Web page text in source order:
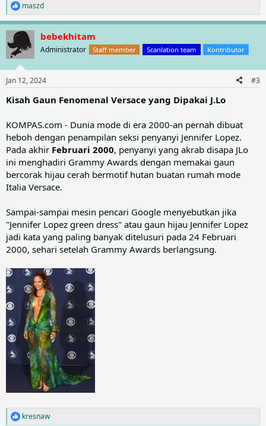
R
e
a
c
t
i
s
:
maszd
bebekhitam
Administrator Staff member Scanlation team Kontributor
Jan 12, 2024 #3
Kisah Gaun Fenomenal Versace yang Dipakai J.Lo
KOMPAS.com - Dunia mode di era 2000-an pernah dibuat
heboh dengan penampilan seksi penyanyi Jennifer Lopez.
Pada akhir Februari 2000, penyanyi yang akrab disapa JLo
ini menghadiri Grammy Awards dengan memakai gaun
bercorak hijau cerah bermotif hutan buatan rumah mode
Italia Versace.
Sampai-sampai mesin pencari Google menyebutkan jika
"Jennifer Lopez green dress" atau gaun hijau Jennifer Lopez
jadi kata yang paling banyak ditelusuri pada 24 Februari
2000, sehari setelah Grammy Awards berlangsung.
R
kresnaw